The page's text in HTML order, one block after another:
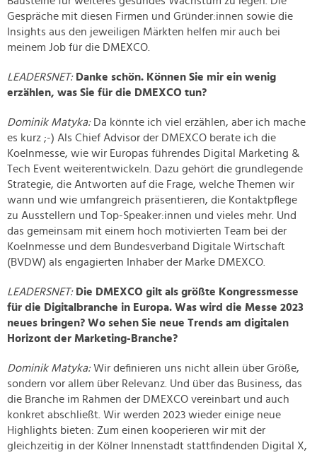
Gespräche mit diesen Firmen und Gründer:innen sowie die
Insights aus den jeweiligen Märkten helfen mir auch bei
meinem Job für die DMEXCO.
LEADERSNET: Danke schön. Können Sie mir ein wenig
erzählen, was Sie für die DMEXCO tun?
Dominik Matyka: Da könnte ich viel erzählen, aber ich mache
es kurz ;-) Als Chief Advisor der DMEXCO berate ich die
Koelnmesse, wie wir Europas führendes Digital Marketing &
Tech Event weiterentwickeln. Dazu gehört die grundlegende
Strategie, die Antworten auf die Frage, welche Themen wir
wann und wie umfangreich präsentieren, die Kontaktpflege
zu Ausstellern und Top-Speaker:innen und vieles mehr. Und
das gemeinsam mit einem hoch motivierten Team bei der
Koelnmesse und dem Bundesverband Digitale Wirtschaft
(BVDW) als engagierten Inhaber der Marke DMEXCO.
LEADERSNET: Die DMEXCO gilt als größte Kongressmesse
für die Digitalbranche in Europa. Was wird die Messe 2023
neues bringen? Wo sehen Sie neue Trends am digitalen
Horizont der Marketing-Branche?
Dominik Matyka:Wir definieren uns nicht allein über Größe,
sondern vor allem über Relevanz. Und über das Business, das
die Branche im Rahmen der DMEXCO vereinbart und auch
konkret abschließt. Wir werden 2023 wieder einige neue
Highlights bieten: Zum einen kooperieren wir mit der
gleichzeitig in der Kölner Innenstadt stattfindenden Digital X,